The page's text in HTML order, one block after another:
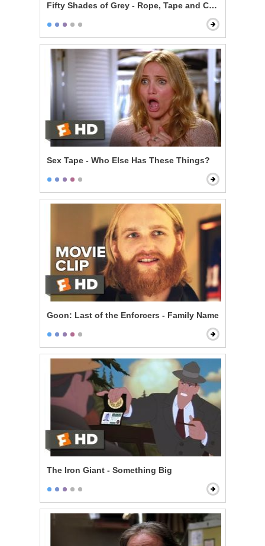
Fifty Shades of Grey - Rope, Tape and Cable Ties
Sex Tape - Who Else Has These Things?
Goon: Last of the Enforcers - Family Name
The Iron Giant - Something Big